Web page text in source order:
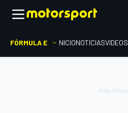
FÓRMULA E INICIONOTICIASVIDEOS